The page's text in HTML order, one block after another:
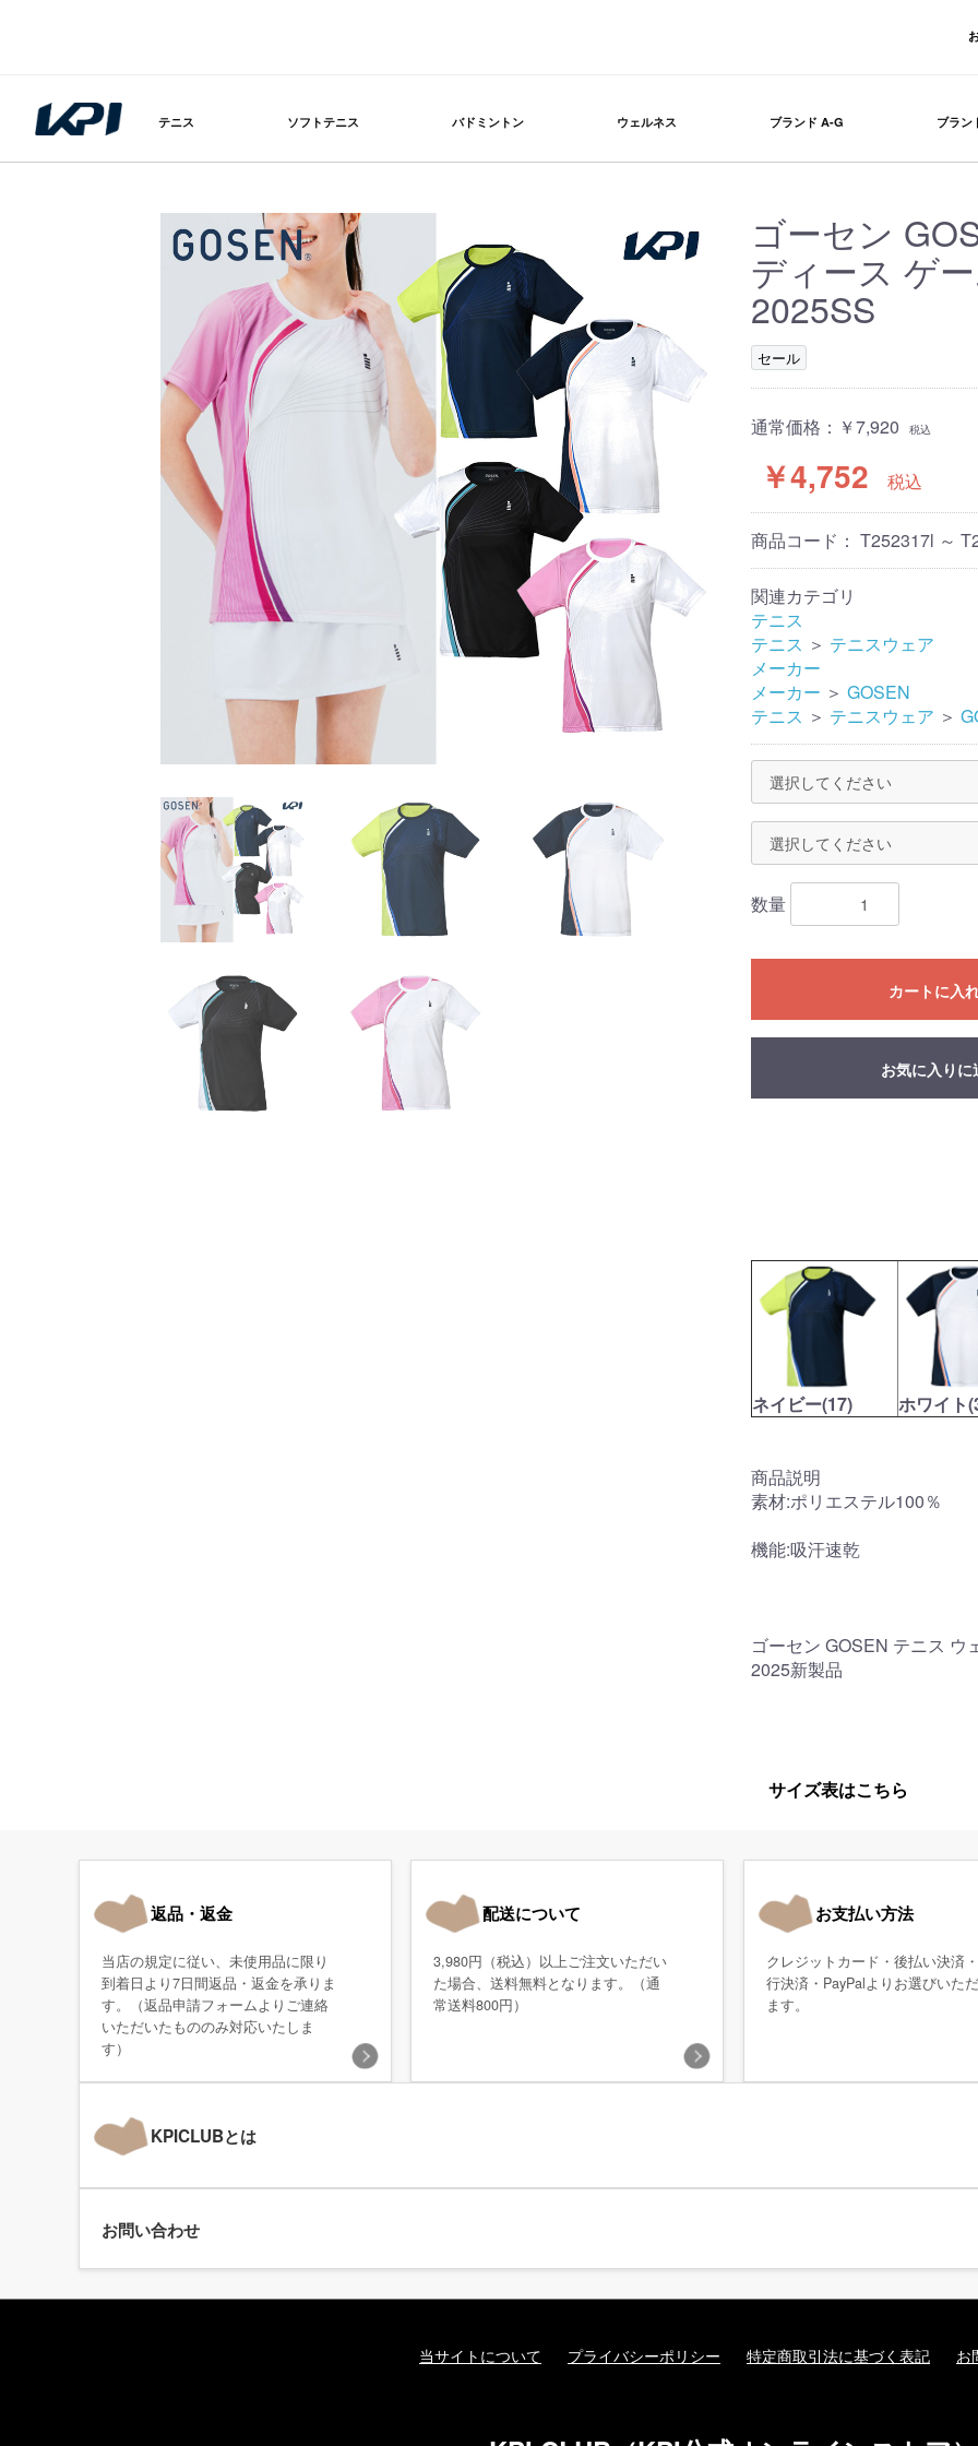
テニス ソフトテニス バドミントン ウェルネス ブランド A-G ブラン
ゴーセン
ディース ゲ
2025SS
セール
通常価格： ￥7,920 税込
￥4,752 税込
商品コード： T252317l ～
関連カテゴリ
テニス
テニス ＞ テニスウェア
メーカー
メーカー ＞ GOSEN
テニス ＞ テニスウェア ＞
数量
カートに入
お気に入りに
ネイビー(17) ホワイト
商品説明
素材:ポリエステル100％
機能:吸汗速乾
ゴーセン GOSEN テニス ウ
2025新製品
サイズ表はこちら
返品・返金
当店の規定に従い、未使用品に限り
到着日より7日間返品・返金を承りま
す。（返品申請フォームよりご連絡
いただいたもののみ対応いたしま
す）
配送について
3,980円（税込）以上ご注文いただい
た場合、送料無料となります。（通
常送料800円）
お支払い方法
クレジットカード・後払い決済
行決済・PayPalよりお選びいた
ます。
KPICLUBとは
お問い合わせ
当サイトについて プライバシーポリシー 特定商取引法に基づく表記 お